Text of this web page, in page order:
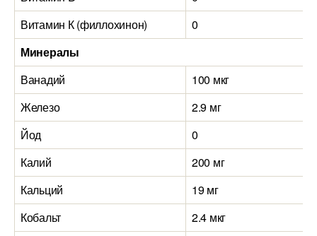
Витамин К (филлохинон)
0
Минералы
Ванадий
100 мкг
Железо
2.9 мг
Йод
0
Калий
200 мг
Кальций
19 мг
Кобальт
2.4 мкг